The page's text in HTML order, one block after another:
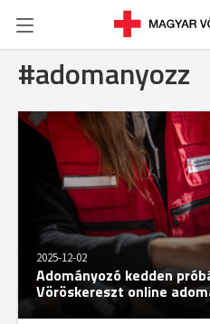
#adomanyozz
2025-12-02
Adományozó kedden
Vöröskereszt online